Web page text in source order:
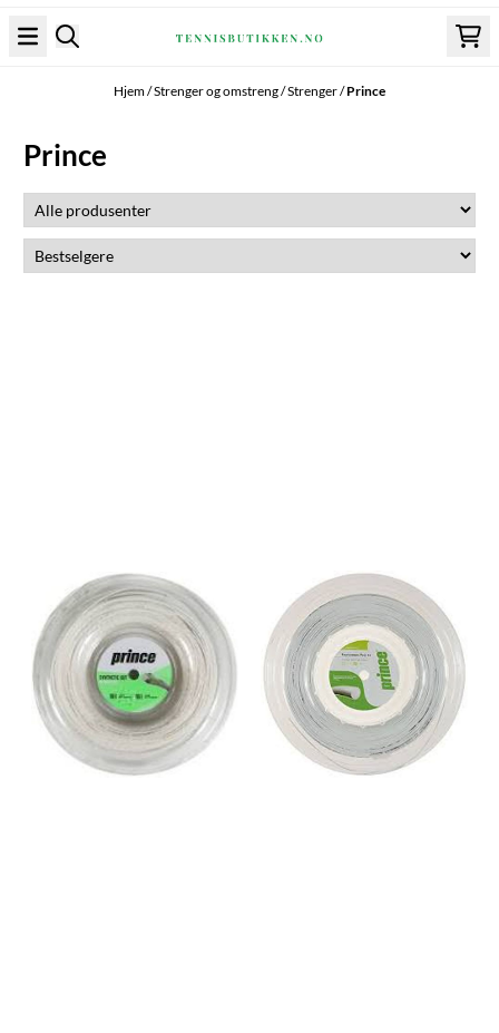
Hopp til innhold
Hjem/Strenger og omstreng/Strenger/Prince
Prince